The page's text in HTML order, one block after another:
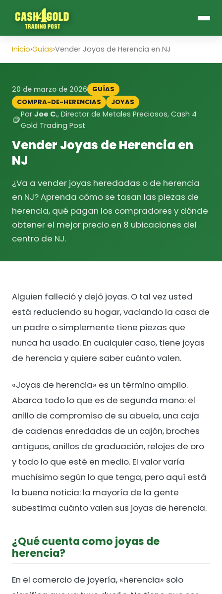
Inicio›Guías›Vender Joyas de Herencia en NJ
20 de marzo de 2026
GUÍAS
COMPRA-DE-HERENCIAS
JOYAS
🪙Por Joe C., Director de Metales Preciosos, Cash 4
Gold Trading Post
Vender Joyas de Herencia en
NJ
¿Va a vender joyas heredadas o de herencia
en NJ? Aprenda cómo se tasan las piezas de
herencia, qué pagan los compradores y dónde
obtener el mejor precio en 8 ubicaciones del
centro de NJ.
Alguien falleció y dejó joyas. O tal vez usted
está reduciendo su hogar, vaciando la casa de
un padre o simplemente tiene piezas que
nunca ha usado. En cualquier caso, tiene joyas
de herencia y quiere saber cuánto valen.
«Joyas de herencia» es un término amplio.
Abarca todo lo que es de segunda mano: el
anillo de compromiso de su abuela, una caja
de cadenas enredadas de un cajón, broches
antiguos, anillos de graduación, relojes de oro
y todo lo que esté en medio. El valor varía
muchísimo según lo que tenga, pero aquí está
la buena noticia: la mayoría de la gente
subestima cuánto valen sus joyas de herencia.
¿Qué cuenta como joyas de
herencia?
En el comercio de joyería, «herencia» solo